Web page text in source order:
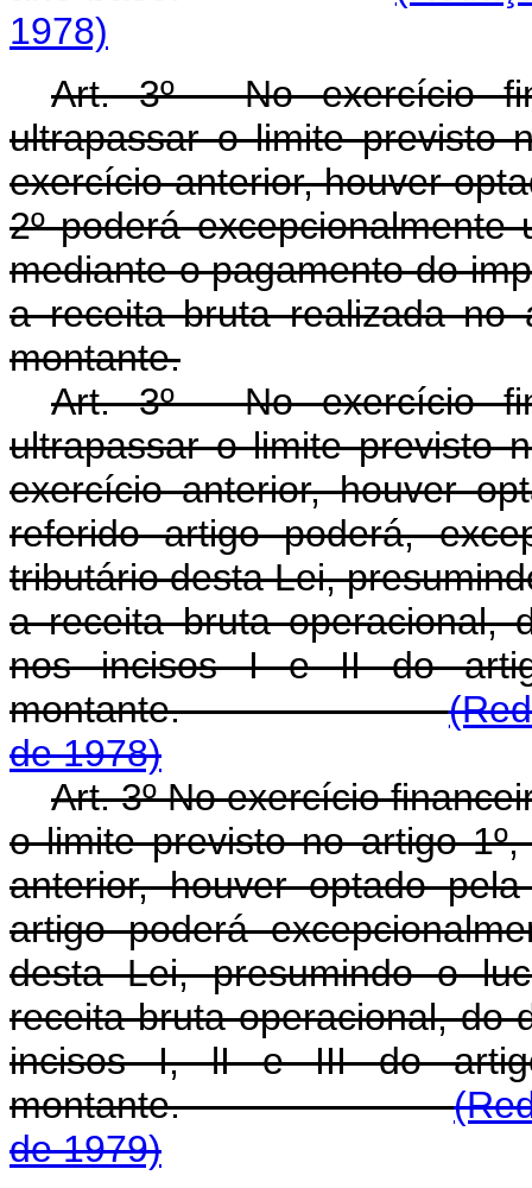
1978)
Art. 3º - No exercício
ultrapassar o limite previsto
exercício anterior, houver
2º poderá
mediante o pagamento do
a receita bruta realizada no
montante.
Art. 3º - No exercício
ultrapassar o limite previsto
exercício anterior, houver
referido artigo poderá,
tributário desta Lei,
a receita bruta operacional,
nos incisos I e II do
montante.
de 1978)
Art. 3º No exercício
o limite previsto no artigo
anterior, houver optado
artigo poderá
desta Lei, presumindo o
receita bruta operacional, do
incisos I, lI e III do
montante.
de 1979)